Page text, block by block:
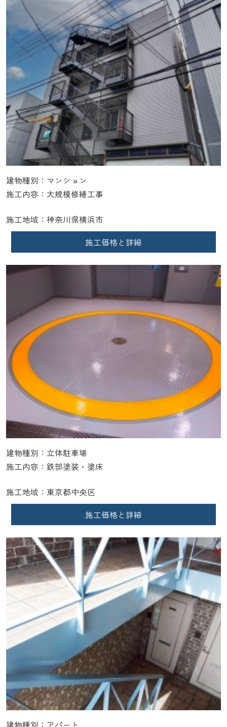
建物種別：マンション
施工内容：大規模修繕工事
施工地域：神奈川県横浜市
施工価格と詳細
建物種別：立体駐車場
施工内容：鉄部塗装・塗床
施工地域：東京都中央区
施工価格と詳細
建物種別：アパート